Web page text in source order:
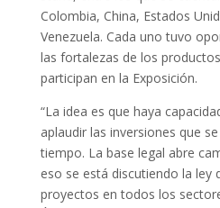
Colombia, China, Estados
Venezuela. Cada uno tuvo
las fortalezas de los
participan en la Exposición.
“La idea es que haya
aplaudir las inversiones que
tiempo. La base legal abre
eso se está discutiendo la ley
proyectos en todos los